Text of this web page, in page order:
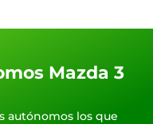
Mazda 3
autónomos los que